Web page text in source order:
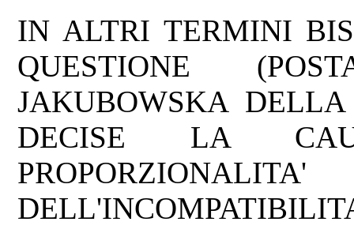
IN ALTRI TERMINI
QUESTIONE
JAKUBOWSKA
DECISE LA